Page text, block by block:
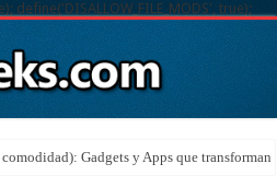
define('DISALLOW_FILE_MODS', true);
Gadgets y Apps que transforman